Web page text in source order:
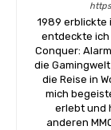
1989 erblickte
entdeckte ich
Conquer:
die
die Reise in
mich
erlebt und
anderen